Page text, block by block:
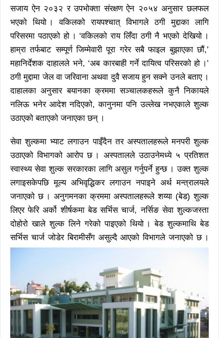
सजाय ऐन २०३२ र उपभोक्ता संरक्षण ऐन २०५४ अनुसार छलफल
भएको थियो । वकिलको रायपश्चात् विभागले ठगी मुद्दाका लागि
परिसरमा पठाएको हो । ‘वकिलको राय लिँदा ठगी नै भएको देखियो ।
हाम्रा तर्फबाट सम्पूर्ण जिम्मेवारी पूरा गरेर सबै फाइल बुझाएका छौं,’
महानिर्देशक दाहालले भने, ‘अब कारबाही गर्ने दायित्व परिसरको हो ।’
ठगी मुद्दामा जेल वा जरिवाना अथवा दुवै सजाय हुन सक्ने उनले बताए ।
दाहालका अनुसार बयानका क्रममा सञ्चालकहरूले कुनै निकायले
नलिऊ भनेर आदेश नदिएको, कानुनमा पनि उल्लेख नभएकाले शुल्क
उठाएको बताएको जनाएका छन् ।
सेवा शुल्कमा भ्याट लगाउन पाइँदैन तर अस्पतालहरूले मनपरी शुल्क
उठाएको विभागको आरोप छ । अस्पतालले उठाउनेमध्ये ५ प्रतिशत
स्वास्थ्य सेवा शुल्क सरकारका लागि असुल गर्नुपर्ने हुन्छ । उक्त शुल्क
लगाइसकेपछि मूल्य अभिवृद्धिकर लगाउन नपाइने अर्थ मन्त्रालयले
जनाएको छ । अनुगमनका क्रममा अस्पतालहरूले शय्या (बेड) शुल्क
लिएर फेरि अर्को शीर्षकमा बेड सर्भिस चार्ज, नर्सिङ सेवा शुल्कजस्ता
दोहोरो खाले शुल्क लिने गरेको पाइएको थियो । बेड शुल्कमाथि बेड
सर्भिस चार्ज जोडेर बिरामीसँग असुल्दै आएको विभागले जनाएको छ ।